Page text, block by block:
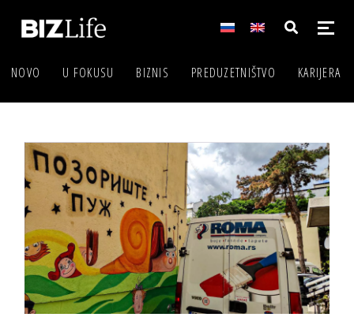
NOVO U FOKUSU BIZNIS PREDUZETNIŠTVO KARIJERA